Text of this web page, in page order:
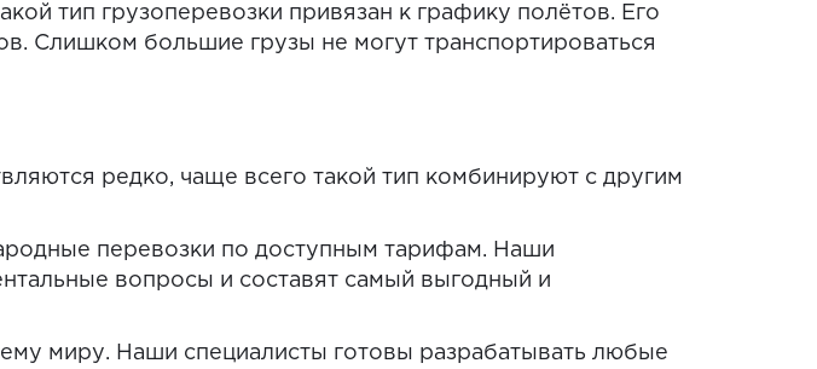
тип грузоперевозки привязан к графику полётов. Его
Слишком большие грузы не могут транспортироваться
редко, чаще всего такой тип комбинируют с другим
перевозки по доступным тарифам. Наши
вопросы и составят самый выгодный и
миру. Наши специалисты готовы разрабатывать любые